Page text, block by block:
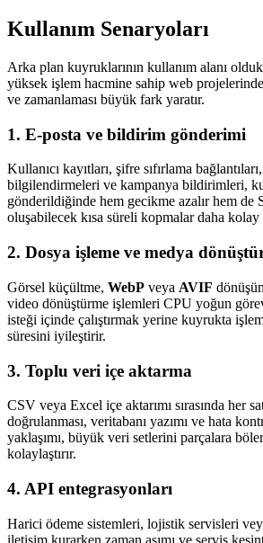
Kullanım Senaryoları
Arka plan kuyruklarının kullanım alanı
yüksek işlem hacmine sahip web
ve zamanlaması büyük fark yaratır.
1. E-posta ve bildirim gönderimi
Kullanıcı kayıtları, şifre sıfırlama
bilgilendirmeleri ve kampanya bildirimleri,
gönderildiğinde hem gecikme azalır hem de
oluşabilecek kısa süreli kopmalar daha
2. Dosya işleme ve medya
Görsel küçültme, WebP veya AVIF
video dönüştürme işlemleri CPU yoğun
isteği içinde çalıştırmak yerine kuyrukta
süresini iyileştirir.
3. Toplu veri içe aktarma
CSV veya Excel içe aktarımı sırasında her
doğrulanması, veritabanı yazımı ve hata
yaklaşımı, büyük veri setlerini parçalara
kolaylaştırır.
4. API entegrasyonları
Harici ödeme sistemleri, lojistik servisleri
iletişim kurarken zaman aşımı ve servis